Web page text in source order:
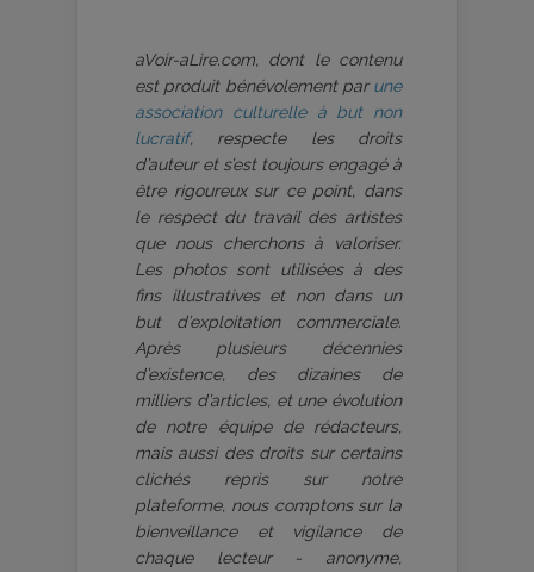
aVoir-aLire.com, dont le contenu
est produit bénévolement par une
association culturelle à but non
lucratif, respecte les droits
d’auteur et s’est toujours engagé à
être rigoureux sur ce point, dans
le respect du travail des artistes
que nous cherchons à valoriser.
Les photos sont utilisées à des
fins illustratives et non dans un
but d’exploitation commerciale.
Après plusieurs décennies
d’existence, des dizaines de
milliers d’articles, et une évolution
de notre équipe de rédacteurs,
mais aussi des droits sur certains
clichés repris sur notre
plateforme, nous comptons sur la
bienveillance et vigilance de
chaque lecteur - anonyme,